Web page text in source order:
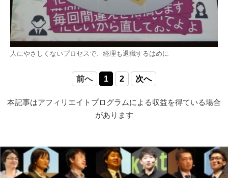
人にやさしくないプロセスで、経理も退職するはめに
前へ 1 2 次へ
本記事はアフィリエイトプログラムによる収益を得ている場合
があります